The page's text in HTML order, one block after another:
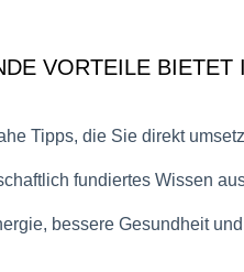
VORTEILE BIETET
Tipps, die Sie direkt
fundiertes Wissen
bessere Gesundheit